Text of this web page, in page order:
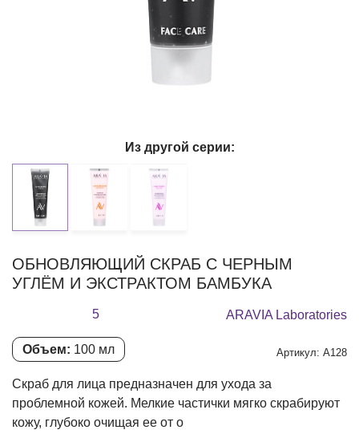
ОБНОВЛЯЮЩИЙ СКРАБ С ЧЕРНЫМ
УГЛЁМ И ЭКСТРАКТОМ БАМБУКА
5 ARAVIA Laboratories
Объем: 100 мл Артикул: А128
Скраб для лица предназначен для ухода за
проблемной кожей. Мелкие частички мягко скрабируют
кожу, глубоко очищая ее от о
Из другой серии: